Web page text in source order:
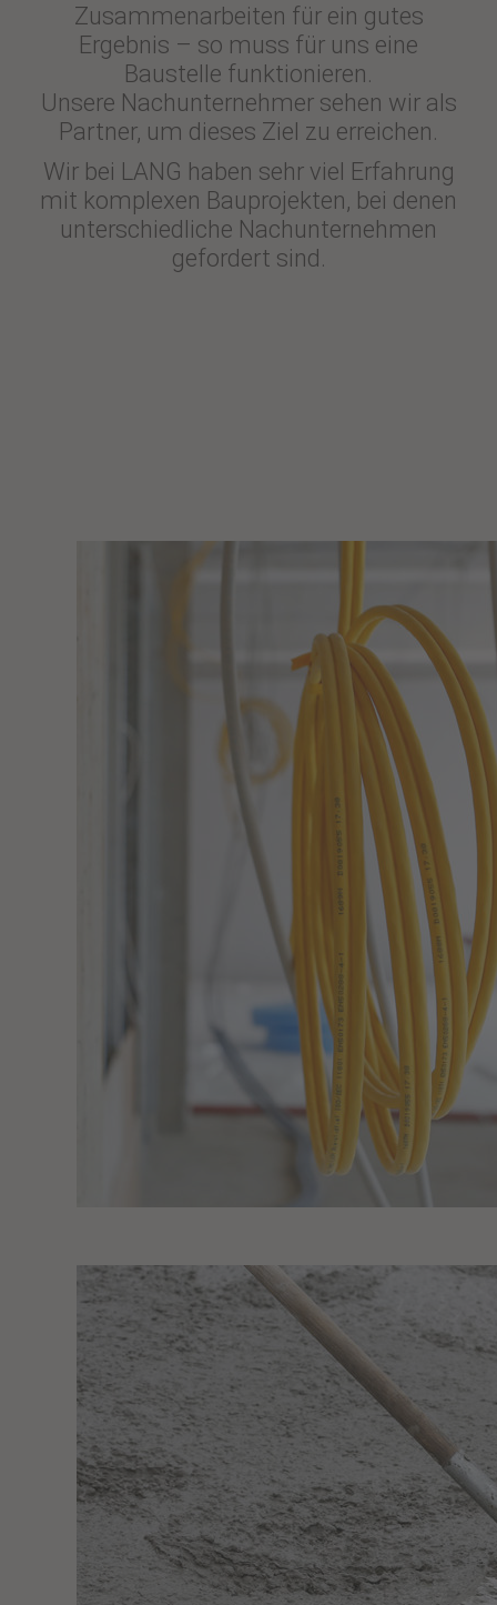
Zusammenarbeiten für ein gutes
Ergebnis – so muss für uns eine
Baustelle funktionieren.
Unsere Nachunternehmer sehen wir als
Partner, um dieses Ziel zu erreichen.
Wir bei LANG haben sehr viel Erfahrung
mit komplexen Bauprojekten, bei denen
unterschiedliche Nachunternehmen
gefordert sind.